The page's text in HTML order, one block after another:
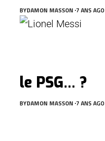
BYDAMON MASSON 7 ANS AGO
le PSG… ?
BYDAMON MASSON 7 ANS AGO